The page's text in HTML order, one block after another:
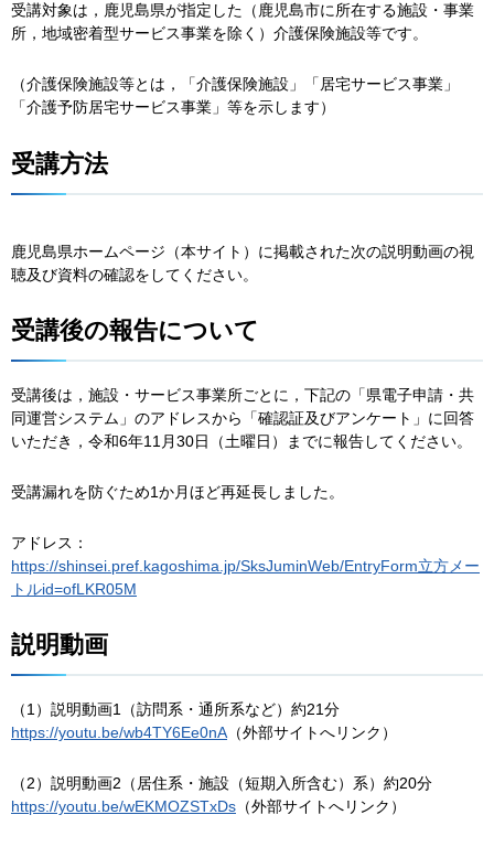
受講対象は，鹿児島県が指定した（鹿児島市に所在する施設・事業
所，地域密着型サービス事業を除く）介護保険施設等です。
（介護保険施設等とは，「介護保険施設」「居宅サービス事業」
「介護予防居宅サービス事業」等を示します）
受講方法
鹿児島県ホームページ（本サイト）に掲載された次の説明動画の視
聴及び資料の確認をしてください。
受講後の報告について
受講後は，施設・サービス事業所ごとに，下記の「県電子申請・共
同運営システム」のアドレスから「確認証及びアンケート」に回答
いただき，令和6年11月30日（土曜日）までに報告してください。
受講漏れを防ぐため1か月ほど再延長しました。
アドレス：
https://shinsei.pref.kagoshima.jp/SksJuminWeb/EntryForm立方メー
トルid=ofLKR05M
説明動画
（1）説明動画1（訪問系・通所系など）約21分
https://youtu.be/wb4TY6Ee0nA（外部サイトへリンク）
（2）説明動画2（居住系・施設（短期入所含む）系）約20分
https://youtu.be/wEKMOZSTxDs （外部サイトへリンク）